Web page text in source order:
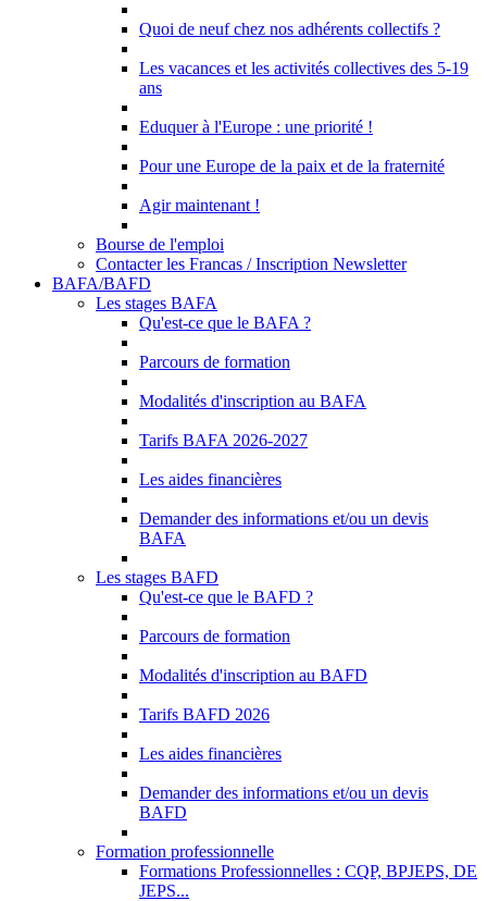
Quoi de neuf chez nos adhérents collectifs ?
Les vacances et les activités collectives des 5-19
ans
Eduquer à l'Europe : une priorité !
Pour une Europe de la paix et de la fraternité
Agir maintenant !
Bourse de l'emploi
Contacter les Francas / Inscription Newsletter
BAFA/BAFD
Les stages BAFA
Qu'est-ce que le BAFA ?
Parcours de formation
Modalités d'inscription au BAFA
Tarifs BAFA 2026-2027
Les aides financières
Demander des informations et/ou un devis
BAFA
Les stages BAFD
Qu'est-ce que le BAFD ?
Parcours de formation
Modalités d'inscription au BAFD
Tarifs BAFD 2026
Les aides financières
Demander des informations et/ou un devis
BAFD
Formation professionnelle
Formations Professionnelles : CQP, BPJEPS, DE
JEPS...